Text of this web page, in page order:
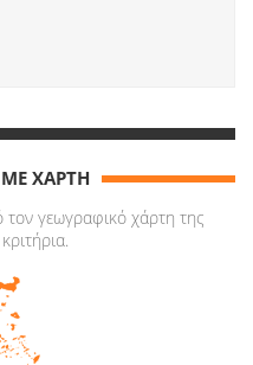
ΧΑΡΤΗ
γεωγραφικό χάρτη της